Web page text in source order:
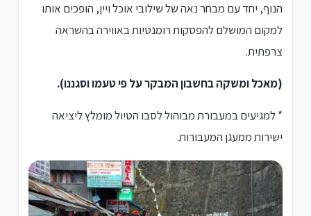
הנוף, יחד עם מבחר נאה של שילובי אוכל ויין, הופכים אותו
למקום המושלם להפסקות רומנטיות באווירה בהשראה
צרפתית.
(מאכל ומשקה בחשבון המבקר על פי טעמו וסגננו).
* למגיעים במעבורת מבוהול לסבו הטיול מומלץ ליציאה
ישירות ממעגן המעבורות.